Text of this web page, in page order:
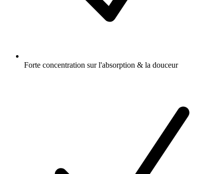
Forte concentration sur l'absorption & la douceur